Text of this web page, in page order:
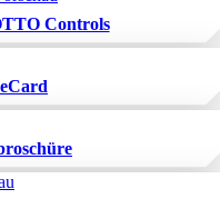
Controls